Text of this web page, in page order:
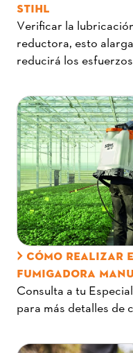
STIHL
Verificar la
reductora, esto
reducirá los
CÓMO REALIZAR
FUMIGADORA
Consulta a tu
para más detalles de